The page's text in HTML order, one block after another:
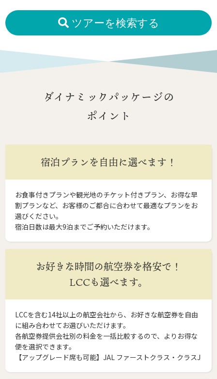
ツアーを検索する
ダイナミックパッケージの
ポイント
宿泊プランを自由に選べます！
お食事付きプランや観光地のチケット付きプラン、お得な早
割プランなど、お客様のご都合に合わせて最適なプランをお
選びください。
宿泊日数は最大9泊までご予約いただけます。
お好きな時間の航空券を格安で！
LCCも選べます。
LCCを含む14社以上の航空会社から、お好きな航空券を自由
に組み合わせてお選びいただけます。
各航空券提供会社別の料金を一括比較するので、よりお得な
便を選択できます。
【アップグレード席も可能】JAL ファーストクラス・クラスJ